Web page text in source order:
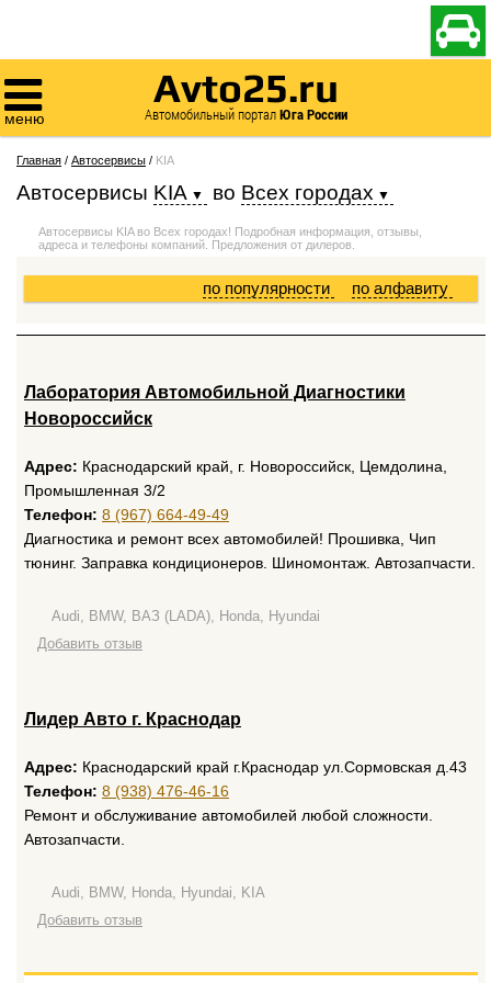


меню
Avto25.ru
Автомобильный порталЮга России
Главная / Автосервисы / KIA
Автосервисы KIA во Всех городах
Автосервисы KIA во Всех городах! Подробная информация, отзывы,
адреса и телефоны компаний. Предложения от дилеров.
по алфавиту
по популярности
Лаборатория Автомобильной Диагностики
Новороссийск
Адрес: Краснодарский край, г. Новороссийск, Цемдолина,
Промышленная 3/2
Телефон: 8 (967) 664-49-49
Диагностика и ремонт всех автомобилей! Прошивка, Чип
тюнинг. Заправка кондиционеров. Шиномонтаж. Автозапчасти.
Audi, BMW, ВАЗ (LADA), Honda, Hyundai
Добавить отзыв
Лидер Авто г. Краснодар
Адрес: Краснодарский край г.Краснодар ул.Сормовская д.43
Телефон: 8 (938) 476-46-16
Ремонт и обслуживание автомобилей любой сложности.
Автозапчасти.
Audi, BMW, Honda, Hyundai, KIA
Добавить отзыв